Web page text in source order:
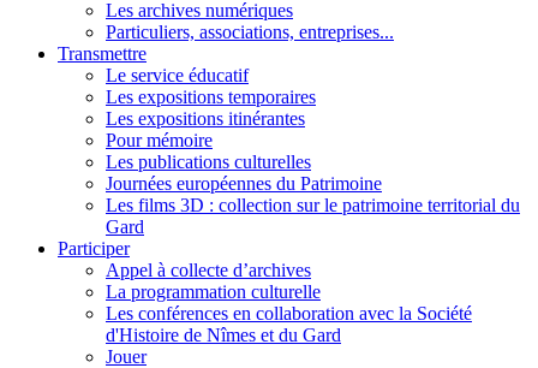
Les archives numériques
Particuliers, associations, entreprises...
Transmettre
Le service éducatif
Les expositions temporaires
Les expositions itinérantes
Pour mémoire
Les publications culturelles
Journées européennes du Patrimoine
Les films 3D : collection sur le patrimoine territorial du
Gard
Participer
Appel à collecte d’archives
La programmation culturelle
Les conférences en collaboration avec la Société
d'Histoire de Nîmes et du Gard
Jouer